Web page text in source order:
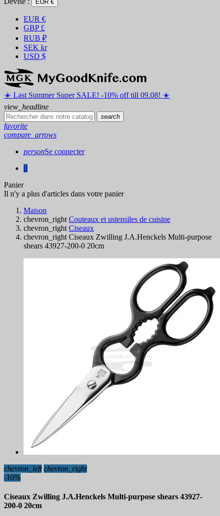
EUR €
EUR €
GBP £
RUB ₽
SEK kr
USD $
☀️ ️Last Summer Super SALE! -10% off till 09.08! ☀️
view_headline
search
favorite
compare_arrows
personSe connecter
0
Panier
Il n'y a plus d'articles dans votre panier
Maison
chevron_right Couteaux et ustensiles de cuisine
chevron_right Ciseaux
chevron_right Ciseaux Zwilling J.A.Henckels Multi-purpose
shears 43927-200-0 20cm
chevron_left chevron_right
-10%
Ciseaux Zwilling J.A.Henckels Multi-purpose shears 43927-
200-0 20cm